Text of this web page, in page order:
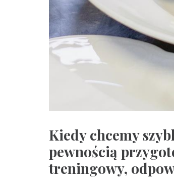
Kiedy chcemy
pewnością
treningowy,